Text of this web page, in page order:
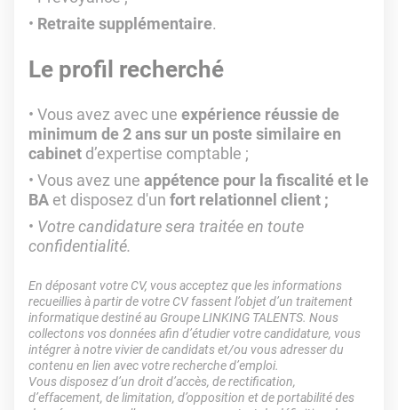
Retraite supplémentaire.
Le profil recherché
Vous avez avec une expérience réussie de
minimum de 2 ans sur un poste similaire en
cabinet d’expertise comptable ;
Vous avez une appétence pour la fiscalité et le
BA et disposez d'un fort relationnel client ;
Votre candidature sera traitée en toute
confidentialité.
En déposant votre CV, vous acceptez que les informations
recueillies à partir de votre CV fassent l’objet d’un traitement
informatique destiné au Groupe LINKING TALENTS. Nous
collectons vos données afin d’étudier votre candidature, vous
intégrer à notre vivier de candidats et/ou vous adresser du
contenu en lien avec votre recherche d’emploi.
Vous disposez d’un droit d’accès, de rectification,
d’effacement, de limitation, d’opposition et de portabilité des